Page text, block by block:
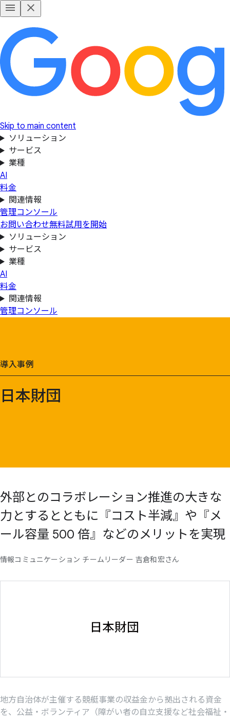
Skip to main content
ソリューション
サービス
業種
AI
料金
関連情報
管理コンソール
お問い合わせ無料試用を開始
ソリューション
サービス
業種
AI
料金
関連情報
管理コンソール
導入事例
日本財団
外部とのコラボレーション推進の大きな
力とするとともに 『コスト半減』や 『メ
ール容量 500 倍』などのメリットを実現
情報コミュニケーション チームリーダー 吉倉和宏さん
地方自治体が主催する競艇事業の収益金から拠出される資金
を、公益・ボランティア（障がい者の自立支援など社会福祉・